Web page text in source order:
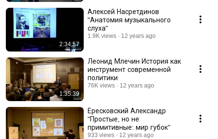
2:34:57
Алексей Насретдинов
"Анатомия музыкального
слуха"
1.9K views 12 years ago
1:35:39
Леонид Млечин История как
инструмент современной
политики
76K views 12 years ago
Ересковский Александр
"Простые, но не
примитивные: мир губок"
933 views 12 years ago